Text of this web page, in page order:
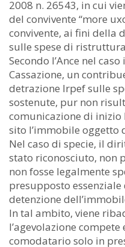
2008 n. 26543, in cui
del convivente “more
convivente, ai fini della
sulle spese di
Secondo l’Ance nel
Cassazione, un
detrazione Irpef sulle
sostenute, pur non
comunicazione di inizio
sito l’immobile oggetto
Nel caso di specie, il
stato riconosciuto, non
non fosse legalmente
presupposto essenziale
detenzione
In tal ambito, viene
l’agevolazione
comodatario solo in